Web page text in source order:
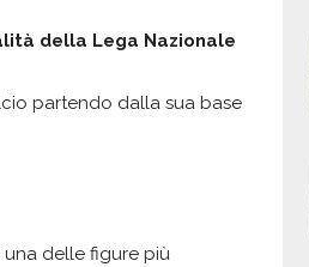
della Lega Nazionale
partendo dalla sua base
una delle figure più